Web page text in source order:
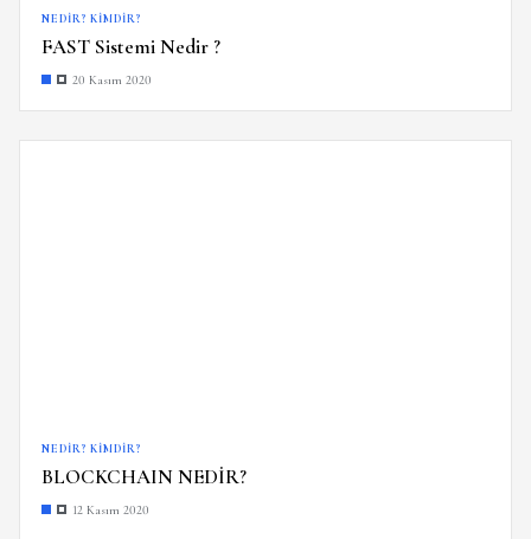
NEDIR? KIMDIR?
FAST Sistemi Nedir ?
20 Kasım 2020
NEDIR? KIMDIR?
BLOCKCHAIN NEDİR?
12 Kasım 2020